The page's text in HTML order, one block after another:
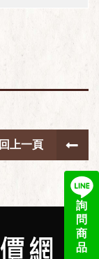
詢
問
商
品
回上一頁